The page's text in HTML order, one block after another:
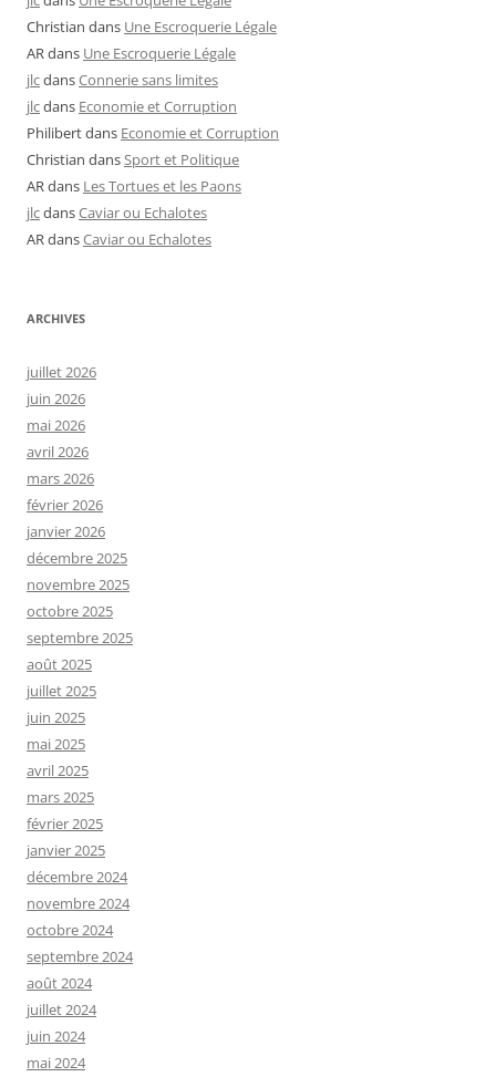
Christian dans Une Escroquerie Légale
ARdans Une Escroquerie Légale
jlcdansConnerie sans limites
jlcdans Economie et Corruption
Philibertdans Economie et Corruption
Christian dansSport et Politique
ARdans Les Tortues et les Paons
jlcdansCaviar ou Echalotes
ARdansCaviar ou Echalotes
ARCHIVES
juillet 2026
juin 2026
mai 2026
avril 2026
mars 2026
février 2026
janvier 2026
décembre 2025
novembre 2025
octobre 2025
septembre 2025
août 2025
juillet 2025
juin 2025
mai 2025
avril 2025
mars 2025
février 2025
janvier 2025
décembre 2024
novembre 2024
octobre 2024
septembre 2024
août 2024
juillet 2024
juin 2024
mai 2024